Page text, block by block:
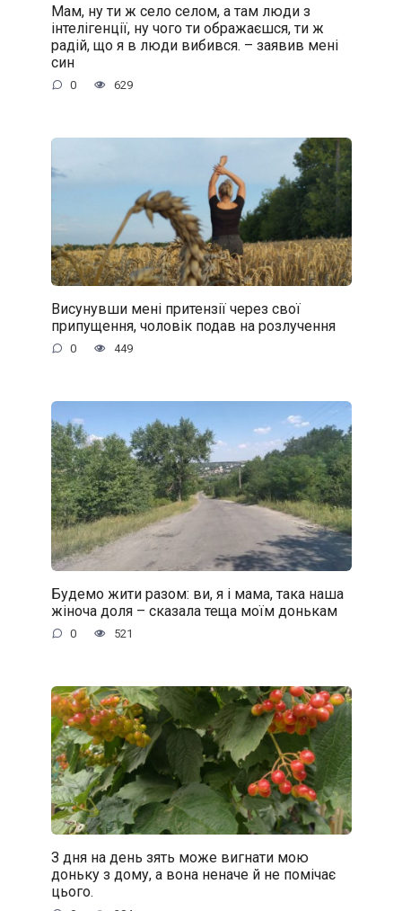
Мам, ну ти ж село селом, а там люди з
інтелігенції, ну чого ти ображаєшся, ти ж
радій, що я в люди вибився. – заявив мені
син
0 629
Висунувши мені притензії через свої
припущення, чоловік подав на розлучення
0 449
Будемо жити разом: ви, я і мама, така наша
жіноча доля – сказала теща моїм донькам
0 521
З дня на день зять може вигнати мою
доньку з дому, а вона неначе й не помічає
цього.